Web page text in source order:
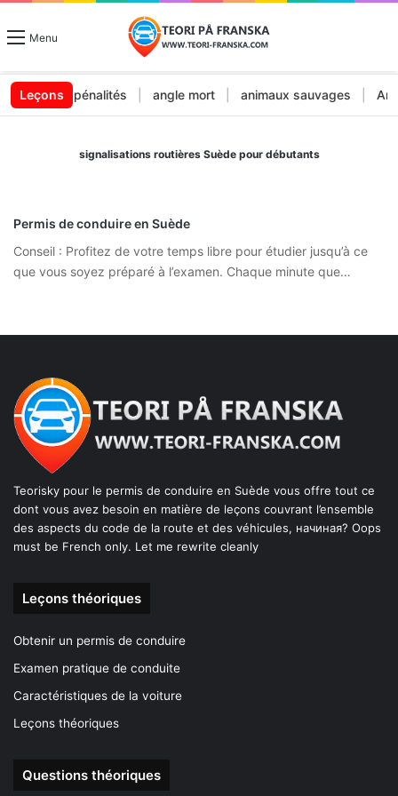
Menu
Leçonset pénalités angle mort animaux sauvages
signalisations routières Suède pour débutants
Permis de conduire en Suède
Conseil : Profitez de votre temps libre pour étudier jusqu’à ce
que vous soyez préparé à l’examen. Chaque minute que…
Teorisky pour le permis de conduire en Suède vous offre tout ce
dont vous avez besoin en matière de leçons couvrant l’ensemble
des aspects du code de la route et des véhicules, начиная? Oops
must be French only. Let me rewrite cleanly
Leçons théoriques
Obtenir un permis de conduire
Examen pratique de conduite
Caractéristiques de la voiture
Leçons théoriques
Questions théoriques